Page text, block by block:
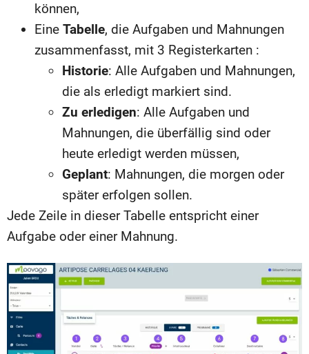
können,
Eine Tabelle, die Aufgaben und Mahnungen
zusammenfasst, mit 3 Registerkarten :
Historie: Alle Aufgaben und Mahnungen,
die als erledigt markiert sind.
Zu erledigen: Alle Aufgaben und
Mahnungen, die überfällig sind oder
heute erledigt werden müssen,
Geplant: Mahnungen, die morgen oder
später erfolgen sollen.
Jede Zeile in dieser Tabelle entspricht einer
Aufgabe oder einer Mahnung.